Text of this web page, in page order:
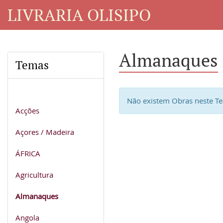
LIVRARIA OLISIPO
Temas
Acções
Açores / Madeira
ÁFRICA
Agricultura
Almanaques
Angola
Almanaques
Não existem Obras neste